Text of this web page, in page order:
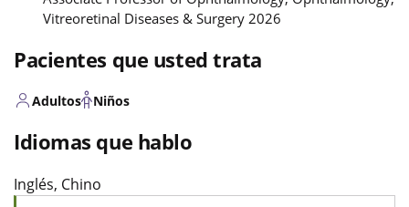
Vitreoretinal Diseases & Surgery 2026
Pacientes que usted trata
Adultos Niños
Idiomas que hablo
Inglés, Chino